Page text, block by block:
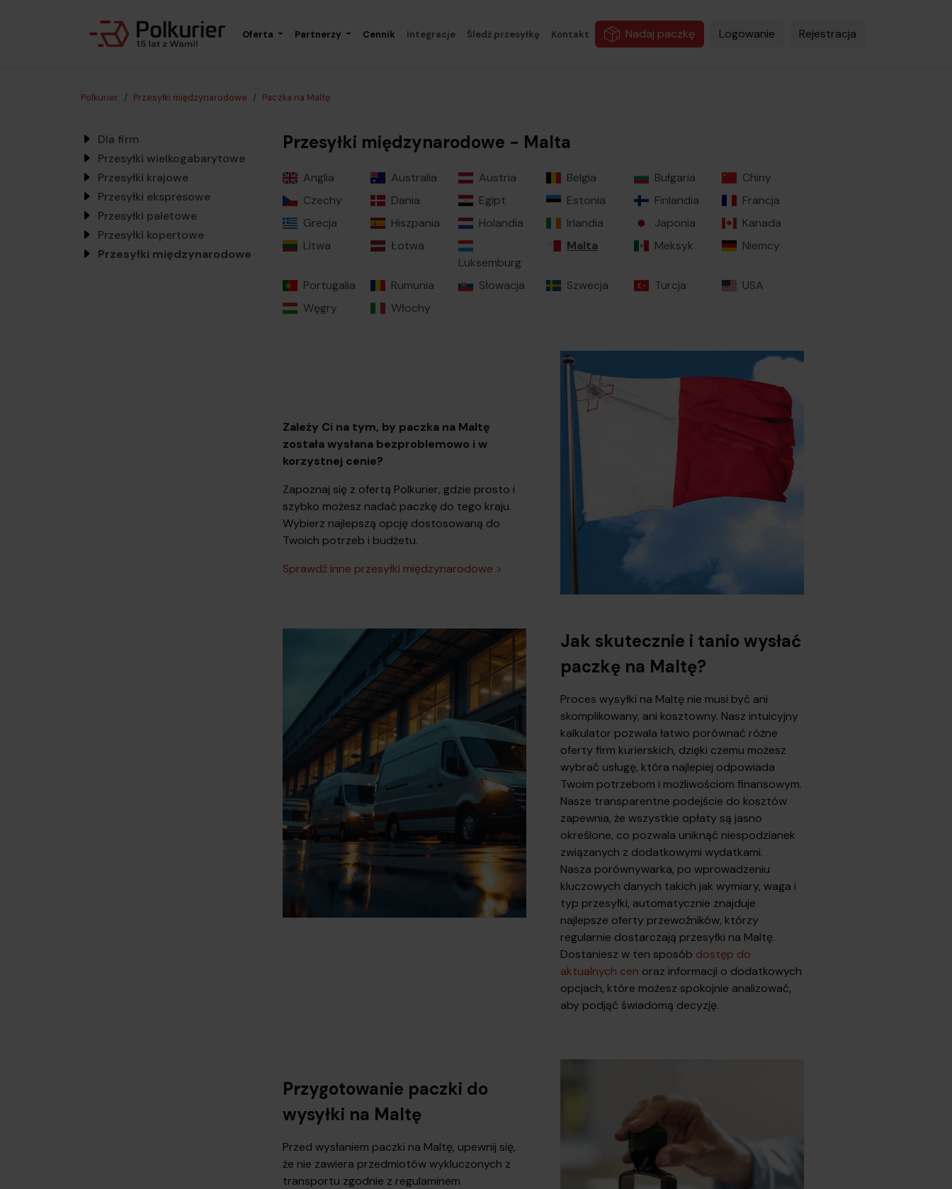
Oferta Partnerzy Cennik Integracje Śledź przesyłkę Kontakt Nadaj paczkę Logowanie Rejestracja
Polkurier Przesyłki międzynarodowe Paczka na Maltę
Dla firm
Przesyłki wielkogabarytowe
Przesyłki krajowe
Przesyłki ekspresowe
Przesyłki paletowe
Przesyłki kopertowe
Przesyłki międzynarodowe
Przesyłki międzynarodowe - Malta
Anglia Australia Austria Belgia Bułgaria
Chiny
Czechy
Dania Egipt Estonia Finlandia
Francja
Grecja
Hiszpania Holandia Irlandia Japonia
Kanada
Litwa
Łotwa
Luksemburg
Malta Meksyk Niemcy
Portugalia Rumunia Słowacja Szwecja Turcja
USA
Węgry
Włochy
Zależy Ci na tym, by paczka na Maltę
została wysłana bezproblemowo i w
korzystnej cenie?
Zapoznaj się z ofertą Polkurier, gdzie prosto i
szybko możesz nadać paczkę do tego kraju.
Wybierz najlepszą opcję dostosowaną do
Twoich potrzeb i budżetu.
Sprawdź inne przesyłki międzynarodowe >
Jak skutecznie i tanio wysłać
paczkę na Maltę?
Proces wysyłki na Maltę nie musi być ani
skomplikowany, ani kosztowny. Nasz intuicyjny
kalkulator pozwala łatwo porównać różne
oferty firm kurierskich, dzięki czemu możesz
wybrać usługę, która najlepiej odpowiada
Twoim potrzebom i możliwościom finansowym.
Nasze transparentne podejście do kosztów
zapewnia, że wszystkie opłaty są jasno
określone, co pozwala uniknąć niespodzianek
związanych z dodatkowymi wydatkami.
Nasza porównywarka, po wprowadzeniu
kluczowych danych takich jak wymiary, waga i
typ przesyłki, automatycznie znajduje
najlepsze oferty przewoźników, którzy
regularnie dostarczają przesyłki na Maltę.
Dostaniesz w ten sposób dostęp do
aktualnych cen oraz informacji o dodatkowych
opcjach, które możesz spokojnie analizować,
aby podjąć świadomą decyzję.
Przygotowanie paczki do
wysyłki na Maltę
Przed wysłaniem paczki na Maltę, upewnij się,
że nie zawiera przedmiotów wykluczonych z
transportu zgodnie z regulaminem